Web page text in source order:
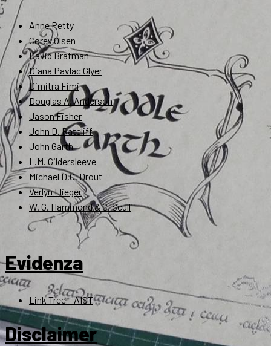
Anne Petty
Corey Olsen
David Bratman
Diana Pavlac Glyer
Dimitra Fimi
Douglas A. Anderson
Jason Fisher
John D. Rateliff
John Garth
L.M. Gildersleeve
Michael D.C. Drout
Verlyn Flieger
W. G. Hammond & C. Scull
Evidenza
Link Tree – AIST
Disclaimer